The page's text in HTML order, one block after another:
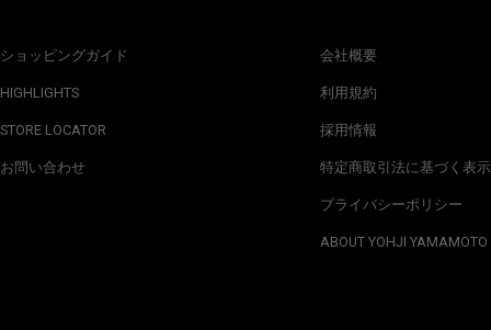
ショッピングガイド
HIGHLIGHTS
STORE LOCATOR
お問い合わせ
会社概要
利用規約
採用情報
特定商取引法に基づく表示
プライバシーポリシー
ABOUT YOHJI YAMAMOTO